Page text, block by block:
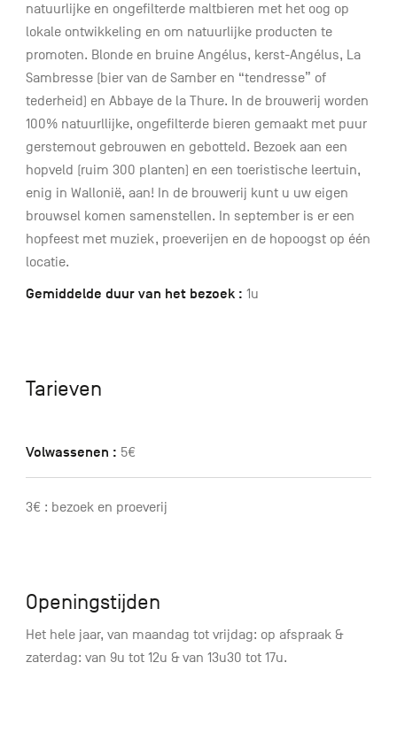
natuurlijke en ongefilterde maltbieren met het oog op
lokale ontwikkeling en om natuurlijke producten te
promoten. Blonde en bruine Angélus, kerst-Angélus, La
Sambresse (bier van de Samber en “tendresse” of
tederheid) en Abbaye de la Thure. In de brouwerij worden
100% natuurllijke, ongefilterde bieren gemaakt met puur
gerstemout gebrouwen en gebotteld. Bezoek aan een
hopveld (ruim 300 planten) en een toeristische leertuin,
enig in Wallonië, aan! In de brouwerij kunt u uw eigen
brouwsel komen samenstellen. In september is er een
hopfeest met muziek, proeverijen en de hopoogst op één
locatie.
Gemiddelde duur van het bezoek : 1u
Tarieven
Volwassenen : 5€
3€ : bezoek en proeverij
Openingstijden
Het hele jaar, van maandag tot vrijdag: op afspraak &
zaterdag: van 9u tot 12u & van 13u30 tot 17u.